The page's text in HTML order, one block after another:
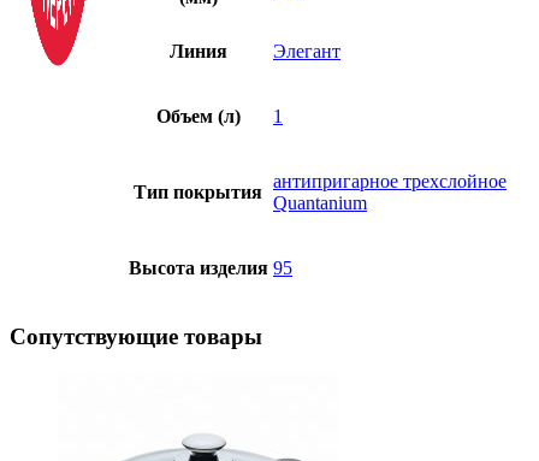
Линия Элегант
Объем (л) 1
Тип покрытия
антипригарное трехслойное
Quantanium
Высота изделия 95
Сопутствующие товары